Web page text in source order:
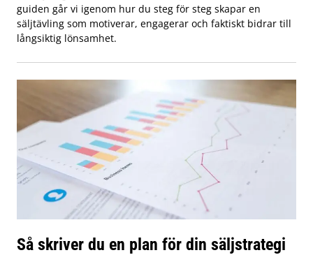
guiden går vi igenom hur du steg för steg skapar en
säljtävling som motiverar, engagerar och faktiskt bidrar till
långsiktig lönsamhet.
Så skriver du en plan för din säljstrategi